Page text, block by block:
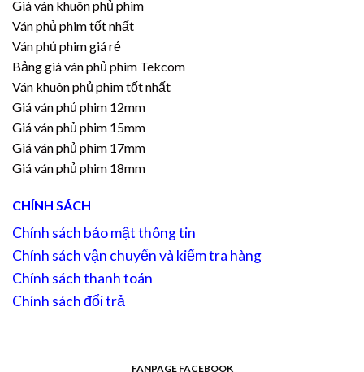
Giá ván khuôn phủ phim
Ván phủ phim tốt nhất
Ván phủ phim giá rẻ
Bảng giá ván phủ phim Tekcom
Ván khuôn phủ phim tốt nhất
Giá ván phủ phim 12mm
Giá ván phủ phim 15mm
Giá ván phủ phim 17mm
Giá ván phủ phim 18mm
CHÍNH SÁCH
Chính sách bảo mật thông tin
Chính sách vận chuyển và kiểm tra hàng
Chính sách thanh toán
Chính sách đổi trả
FANPAGE FACEBOOK